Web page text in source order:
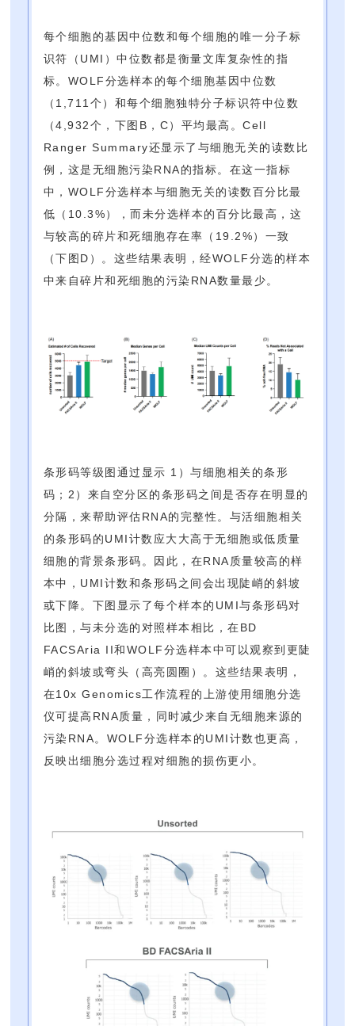
每个细胞的基因中位数和每个细胞的唯一分子标
识符（UMI）中位数都是衡量文库复杂性的指
标。WOLF分选样本的每个细胞基因中位数
（1,711个）和每个细胞独特分子标识符中位数
（4,932个，下图B，C）平均最高。Cell
Ranger Summary还显示了与细胞无关的读数比
例，这是无细胞污染RNA的指标。在这一指标
中，WOLF分选样本与细胞无关的读数百分比最
低（10.3%），而未分选样本的百分比最高，这
与较高的碎片和死细胞存在率（19.2%）一致
（下图D）。这些结果表明，经WOLF分选的样本
中来自碎片和死细胞的污染RNA数量最少。
条形码等级图通过显示 1）与细胞相关的条形
码；2）来自空分区的条形码之间是否存在明显的
分隔，来帮助评估RNA的完整性。与活细胞相关
的条形码的UMI计数应大大高于无细胞或低质量
细胞的背景条形码。因此，在RNA质量较高的样
本中，UMI计数和条形码之间会出现陡峭的斜坡
或下降。下图显示了每个样本的UMI与条形码对
比图，与未分选的对照样本相比，在BD
FACSAria II和WOLF分选样本中可以观察到更陡
峭的斜坡或弯头（高亮圆圈）。这些结果表明，
在10x Genomics工作流程的上游使用细胞分选
仪可提高RNA质量，同时减少来自无细胞来源的
污染RNA。WOLF分选样本的UMI计数也更高，
反映出细胞分选过程对细胞的损伤更小。